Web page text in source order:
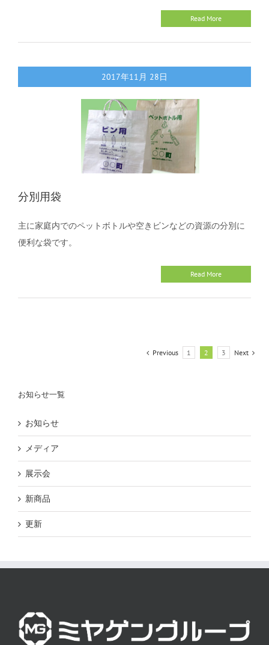
Read More
2017年11月 28日
分別用袋
主に家庭内でのペットボトルや空きビンなどの資源の分別に
便利な袋です。
Read More
Previous 1 2 3 Next
お知らせ一覧
お知らせ
メディア
展示会
新商品
更新